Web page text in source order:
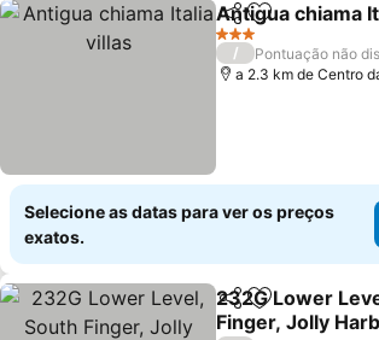
PartilharAdicionar
Antigua chiama
3 Estrelas
/
Pontuação não
a 2.3 km de Centro
Selecione as datas para ver os preços
exatos.
PartilharAdicionar
232G Lower
Finger, Jolly